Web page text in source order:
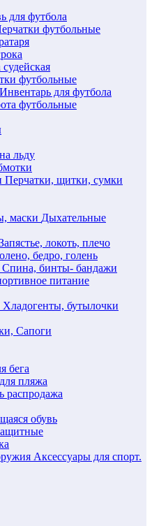
для футбола
футбольные
футбольные
Инвентарь для футбола
футбольные
льду
Перчатки, щитки, сумки
Дыхательные
локоть, плечо
бедро, голень
Спина, бинты- бандажи
питание
Хладогенты, бутылочки
Сапоги
бега
пляжа
распродажа
обувь
Аксессуары для спорт.